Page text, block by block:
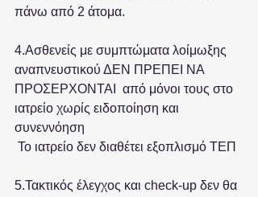
πάνω από 2 άτομα.
4.Ασθενείς με συμπτώματα λοίμωξης
αναπνευστικού ΔΕΝ ΠΡΕΠΕΙ ΝΑ
ΠΡΟΣΕΡΧΟΝΤΑΙ  από μόνοι τους στο
ιατρείο χωρίς ειδοποίηση και
συνεννόηση
Το ιατρείο δεν διαθέτει εξοπλισμό ΤΕΠ
5.Τακτικός έλεγχος και check-up δεν θα